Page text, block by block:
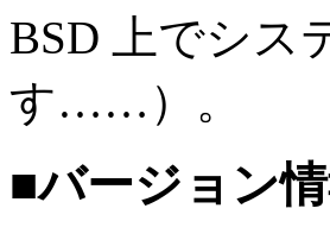
BSD 上でシス
す……）。
■バージョン